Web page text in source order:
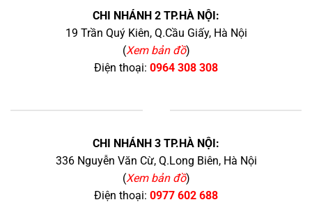
CHI NHÁNH 2 TP.HÀ NỘI:
19 Trần Quý Kiên, Q.Cầu Giấy, Hà Nội
(Xem bản đồ)
Điện thoại: 0964 308 308
CHI NHÁNH 3 TP.HÀ NỘI:
336 Nguyễn Văn Cừ, Q.Long Biên, Hà Nội
(Xem bản đồ)
Điện thoại: 0977 602 688